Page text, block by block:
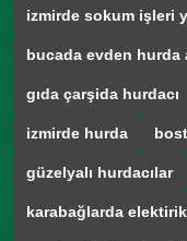
izmirde sokum işleri
bucada evden hurda
gıda çarşida hurdacı
izmirde hurda
güzelyalı hurdacılar
karabağlarda